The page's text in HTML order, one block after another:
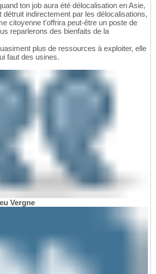
ton job aura été délocalisation en Asie,
détruit indirectement par les délocalisations,
citoyenne t'offrira peut-être un poste de
reparlerons des bienfaits de la
plus de ressources à exploiter, elle
faut des usines.
Vergne